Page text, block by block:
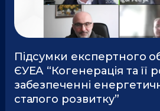
Підсумки експертного
ЄУЕА “Когенерація та її
забезпеченні
сталого розвитку”